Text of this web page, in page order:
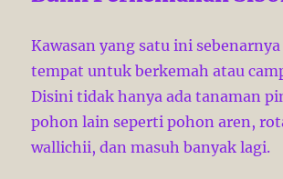
Kawasan yang satu ini
tempat untuk berkemah atau
Disini tidak hanya ada tanaman
pohon lain seperti pohon aren,
wallichii, dan masuh banyak lagi.